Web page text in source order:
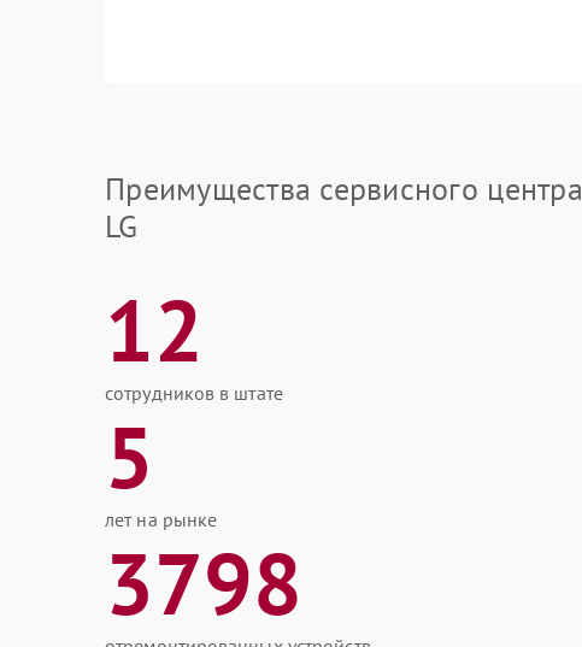
Преимущества сервисного центра
LG
12
сотрудников в штате
5
лет на рынке
3798